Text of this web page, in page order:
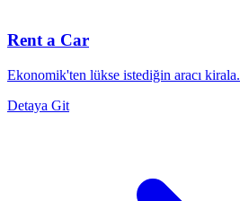
Rent a Car
Ekonomik'ten lükse istediğin aracı kirala.
Detaya Git